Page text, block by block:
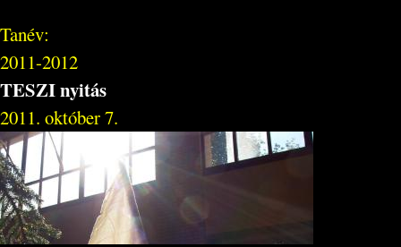
Tanév:
2011-2012
TESZI nyitás
2011. október 7.